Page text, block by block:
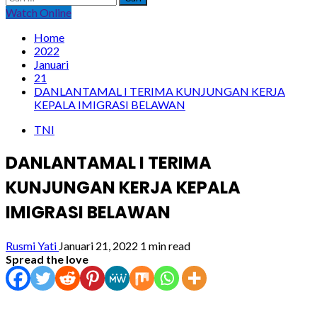
untuk:
Watch Online
Home
2022
Januari
21
DANLANTAMAL I TERIMA KUNJUNGAN KERJA
KEPALA IMIGRASI BELAWAN
TNI
DANLANTAMAL I TERIMA
KUNJUNGAN KERJA KEPALA
IMIGRASI BELAWAN
Rusmi Yati Januari 21, 2022 1 min read
Spread the love